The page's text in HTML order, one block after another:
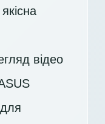
якісна
відео